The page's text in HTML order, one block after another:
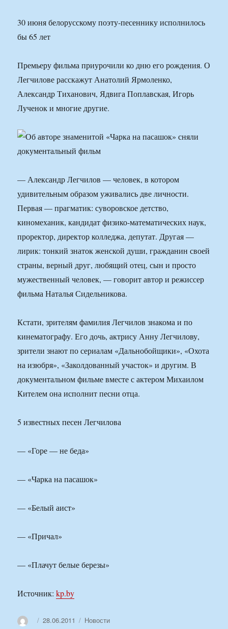
30 июня белорусскому поэту-песеннику исполнилось
бы 65 лет
Премьеру фильма приурочили ко дню его рождения. О
Легчилове расскажут Анатолий Ярмоленко,
Александр Тиханович, Ядвига Поплавская, Игорь
Лученок и многие другие.
— Александр Легчилов — человек, в котором
удивительным образом уживались две личности.
Первая — прагматик: суворовское детство,
киномеханик, кандидат физико-математических наук,
проректор, директор колледжа, депутат. Другая —
лирик: тонкий знаток женской души, гражданин своей
страны, верный друг, любящий отец, сын и просто
мужественный человек, — говорит автор и режиссер
фильма Наталья Сидельникова.
Кстати, зрителям фамилия Легчилов знакома и по
кинематографу. Его дочь, актрису Анну Легчилову,
зрители знают по сериалам «Дальнобойщики», «Охота
на изюбря», «Заколдованный участок» и другим. В
документальном фильме вместе с актером Михаилом
Кителем она исполнит песни отца.
5 известных песен Легчилова
— «Горе — не беда»
— «Чарка на пасашок»
— «Белый аист»
— «Причал»
— «Плачут белые березы»
Источник:kp.by
АвторОпубликовано
28.06.2011 Рубрики
Новости